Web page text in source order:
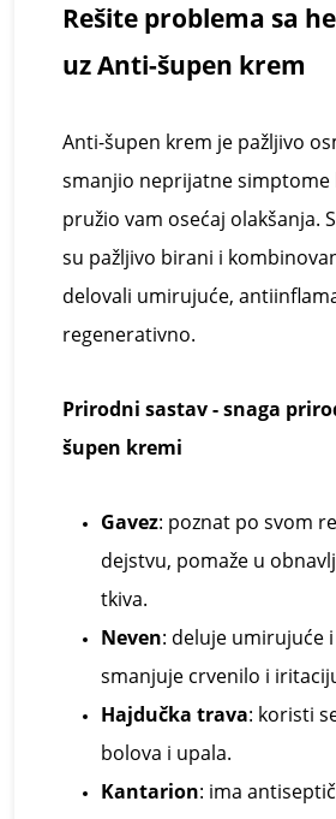
Rešite problema sa h
uzAnti-šupen krem
Anti-šupen krem je pažljivo
smanjio neprijatne simptome
pružio vam osećaj olakšanja.
su pažljivo birani i
delovali umirujuće,
regenerativno.
Prirodni sastav -snaga p
šupen kremi
Gavez: poznat po svom
dejstvu, pomaže u
tkiva.
Neven: deluje umirujuće
smanjuje crvenilo i
Hajdučka trava: koristi
bolova i upala.
Kantarion: ima